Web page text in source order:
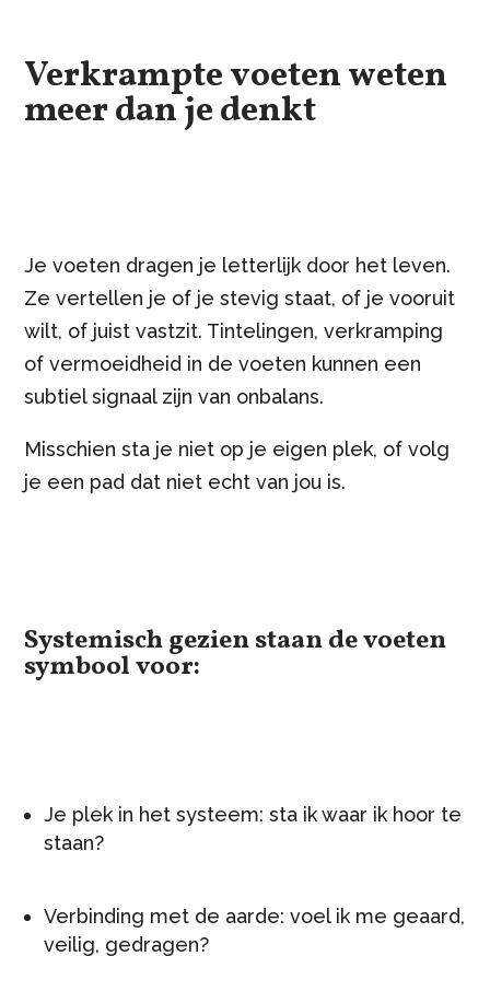
Verkrampte voeten weten
meer dan je denkt
Je voeten dragen je letterlijk door het leven.
Ze vertellen je of je stevig staat, of je vooruit
wilt, of juist vastzit. Tintelingen, verkramping
of vermoeidheid in de voeten kunnen een
subtiel signaal zijn van onbalans.
Misschien sta je niet op je eigen plek, of volg
je een pad dat niet echt van jou is.
Systemisch gezien staan de voeten
symbool voor:
Je plek in het systeem: sta ik waar ik hoor te
staan?
Verbinding met de aarde: voel ik me geaard,
veilig, gedragen?